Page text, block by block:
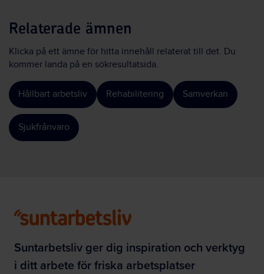
Relaterade ämnen
Klicka på ett ämne för hitta innehåll relaterat till det. Du
kommer landa på en sökresultatsida.
Hållbart arbetsliv Rehabilitering Samverkan
Sjukfrånvaro
Suntarbetsliv ger dig inspiration och verktyg
i ditt arbete för friska arbetsplatser